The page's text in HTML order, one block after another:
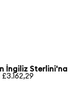
İngiliz Sterlini'na